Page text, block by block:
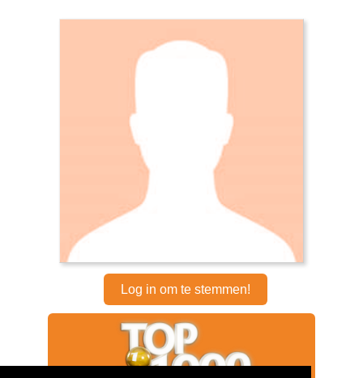
Log in om te stemmen!